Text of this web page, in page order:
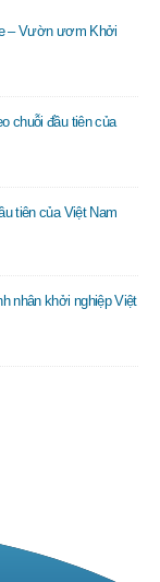
– Vườn ươm Khởi
chuỗi đầu tiên của
tiên của Việt Nam
nhân khởi nghiệp Việt